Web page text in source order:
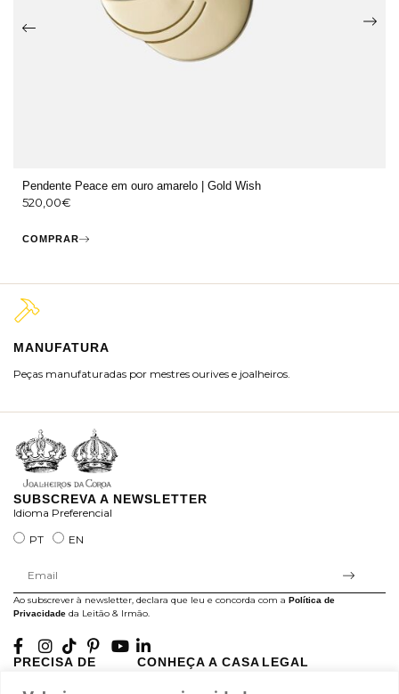
Pendente Peace em ouro amarelo | Gold Wish
520,00€
COMPRAR
MANUFATURA
Peças manufaturadas por mestres ourives e joalheiros.
SUBSCREVA A NEWSLETTER
Idioma Preferencial
PT
EN
Ao subscrever à newsletter, declara que leu e concorda com a Política de
Privacidade da Leitão & Irmão.
PRECISA DE
CONHEÇA A CASA LEGAL